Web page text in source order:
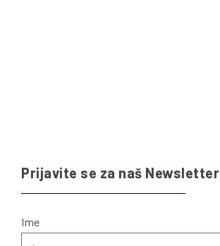
Prijavite se za naš Newsletter
Ime